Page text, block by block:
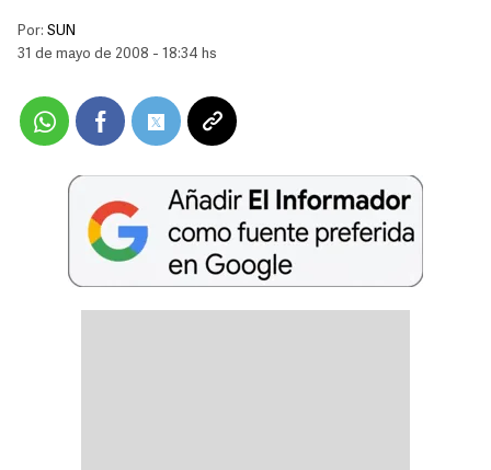
Por: SUN
31 de mayo de 2008 - 18:34 hs